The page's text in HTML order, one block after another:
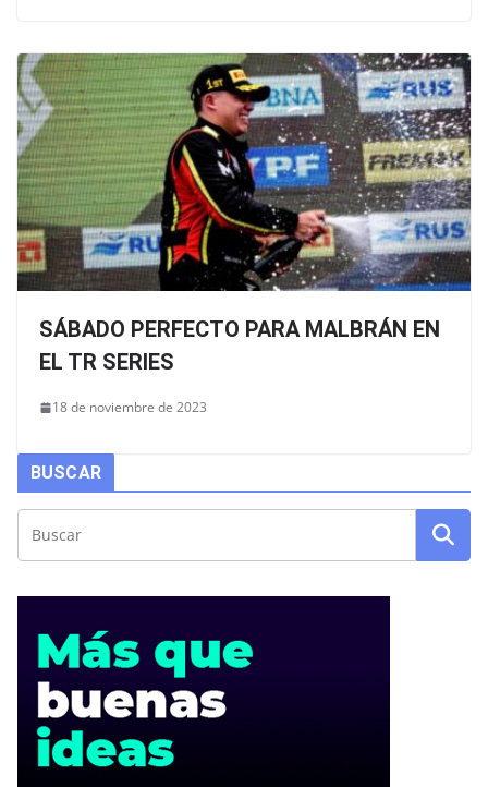
SÁBADO PERFECTO PARA MALBRÁN EN
EL TR SERIES
18 de noviembre de 2023
BUSCAR